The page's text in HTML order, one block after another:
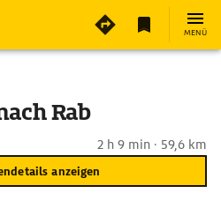
MENÜ
Rab
2 h 9 min · 59,6 km
anzeigen